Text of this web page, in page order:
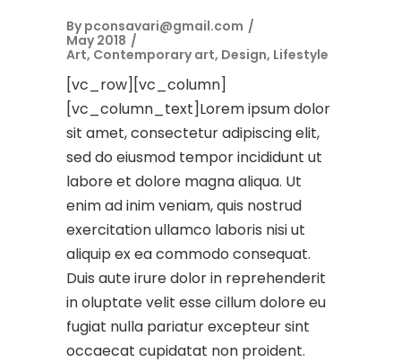
By pconsavari@gmail.com
May 2018
Art, Contemporary art, Design, Lifestyle
[vc_row][vc_column]
[vc_column_text]Lorem ipsum dolor
sit amet, consectetur adipiscing elit,
sed do eiusmod tempor incididunt ut
labore et dolore magna aliqua. Ut
enim ad inim veniam, quis nostrud
exercitation ullamco laboris nisi ut
aliquip ex ea commodo consequat.
Duis aute irure dolor in reprehenderit
in oluptate velit esse cillum dolore eu
fugiat nulla pariatur excepteur sint
occaecat cupidatat non proident.